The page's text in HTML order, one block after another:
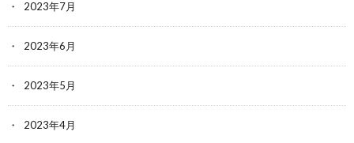
2023年7月
2023年6月
2023年5月
2023年4月